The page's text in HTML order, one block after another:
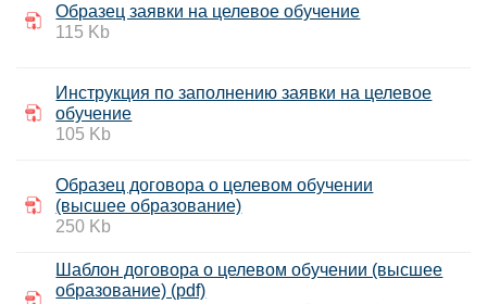
Образец заявки на целевое обучение
115 Kb
Инструкция по заполнению заявки на целевое
обучение
105 Kb
Образец договора о целевом обучении
(высшее образование)
250 Kb
Шаблон договора о целевом обучении (высшее
образование) (pdf)